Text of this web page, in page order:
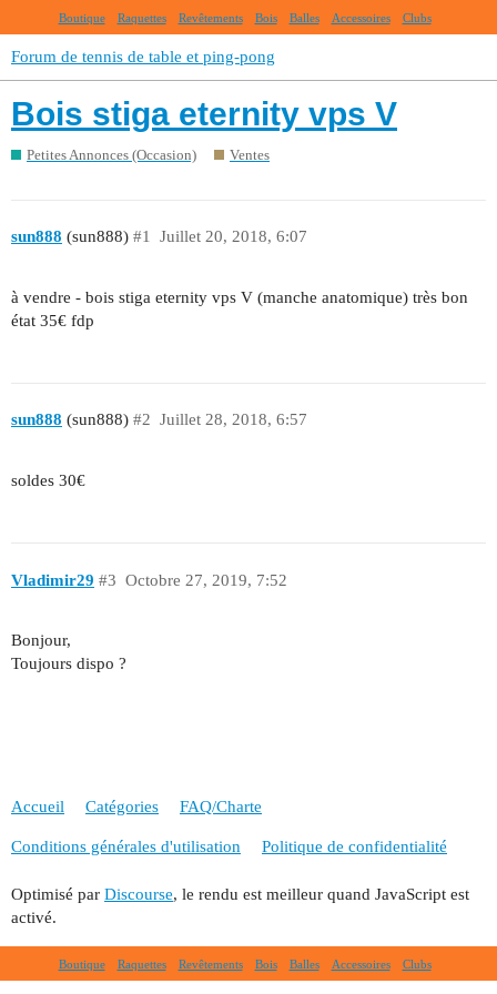
Boutique Raquettes Revêtements Bois Balles Accessoires Clubs
Forum de tennis de table et ping-pong
Bois stiga eternity vps V
Petites Annonces (Occasion) Ventes
sun888 (sun888) Juillet 20, 2018, 6:07
#1
à vendre - bois stiga eternity vps V (manche anatomique) très bon
état 35€ fdp
sun888 (sun888) Juillet 28, 2018, 6:57
#2
soldes 30€
Vladimir29 Octobre 27, 2019, 7:52
#3
Bonjour,
Toujours dispo ?
Accueil Catégories FAQ/Charte
Conditions générales d'utilisation Politique de confidentialité
Optimisé par Discourse, le rendu est meilleur quand JavaScript est
activé.
Boutique Raquettes Revêtements Bois Balles Accessoires Clubs